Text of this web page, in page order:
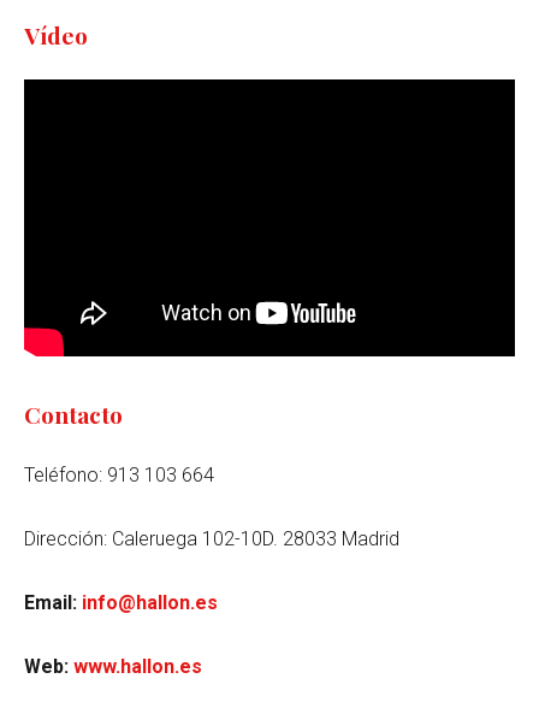
Vídeo
Contacto
Teléfono: 913 103 664
Dirección: Caleruega 102-10D. 28033 Madrid
Email: info@hallon.es
Web: www.hallon.es